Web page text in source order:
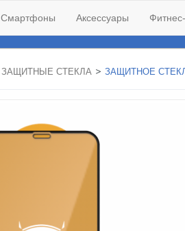
Смартфоны Аксессуары
ЗАЩИТНЫЕ СТЕКЛА > ЗАЩИТНОЕ